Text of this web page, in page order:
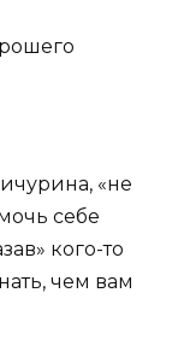
«не
себе
кого-то
чем вам